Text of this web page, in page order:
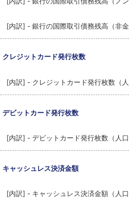
[内訳] - 銀行の国際取引債務残高（非金
クレジットカード発行枚数
[内訳] - クレジットカード発行枚数（人
デビットカード発行枚数
[内訳] - デビットカード発行枚数（人口
キャッシュレス決済金額
[内訳] - キャッシュレス決済金額（人口